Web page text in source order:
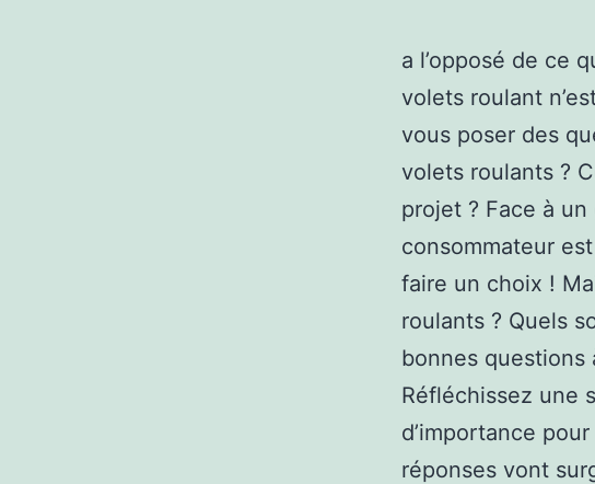
a l’opposé de ce
volets roulant
vous poser des
volets roulants ?
projet ? Face à
consommateur
faire un choix !
roulants ? Quels
bonnes questions
Réfléchissez une
d’importance
réponses vont